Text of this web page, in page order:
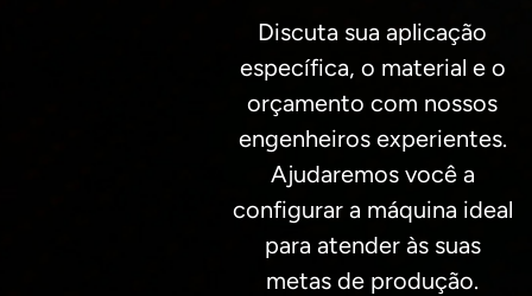
Discuta sua aplicação
específica, o material e o
orçamento com nossos
engenheiros experientes.
Ajudaremos você a
configurar a máquina ideal
para atender às suas
metas de produção.